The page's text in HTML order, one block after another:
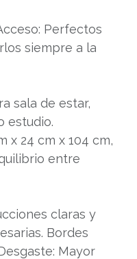
Perfectos
siempre a la
sala de estar,
estudio.
x 24 cm x 104 cm,
entre
claras y
Bordes
Mayor